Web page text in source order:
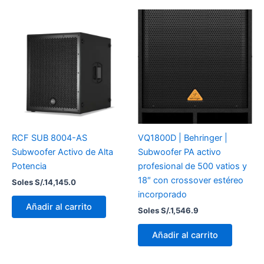
RCF SUB 8004-AS
Subwoofer Activo de Alta
Potencia
Soles S/.14,145.0
Añadir al carrito
VQ1800D | Behringer |
Subwoofer PA activo
profesional de 500 vatios y
18″ con crossover estéreo
incorporado
Soles S/.1,546.9
Añadir al carrito